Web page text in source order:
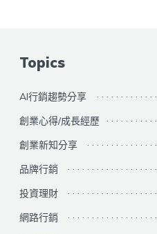
Topics
AI行銷趨勢分享
創業心得/成長經歷
創業新知分享
品牌行銷
投資理財
網路行銷